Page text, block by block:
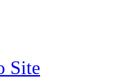
Site